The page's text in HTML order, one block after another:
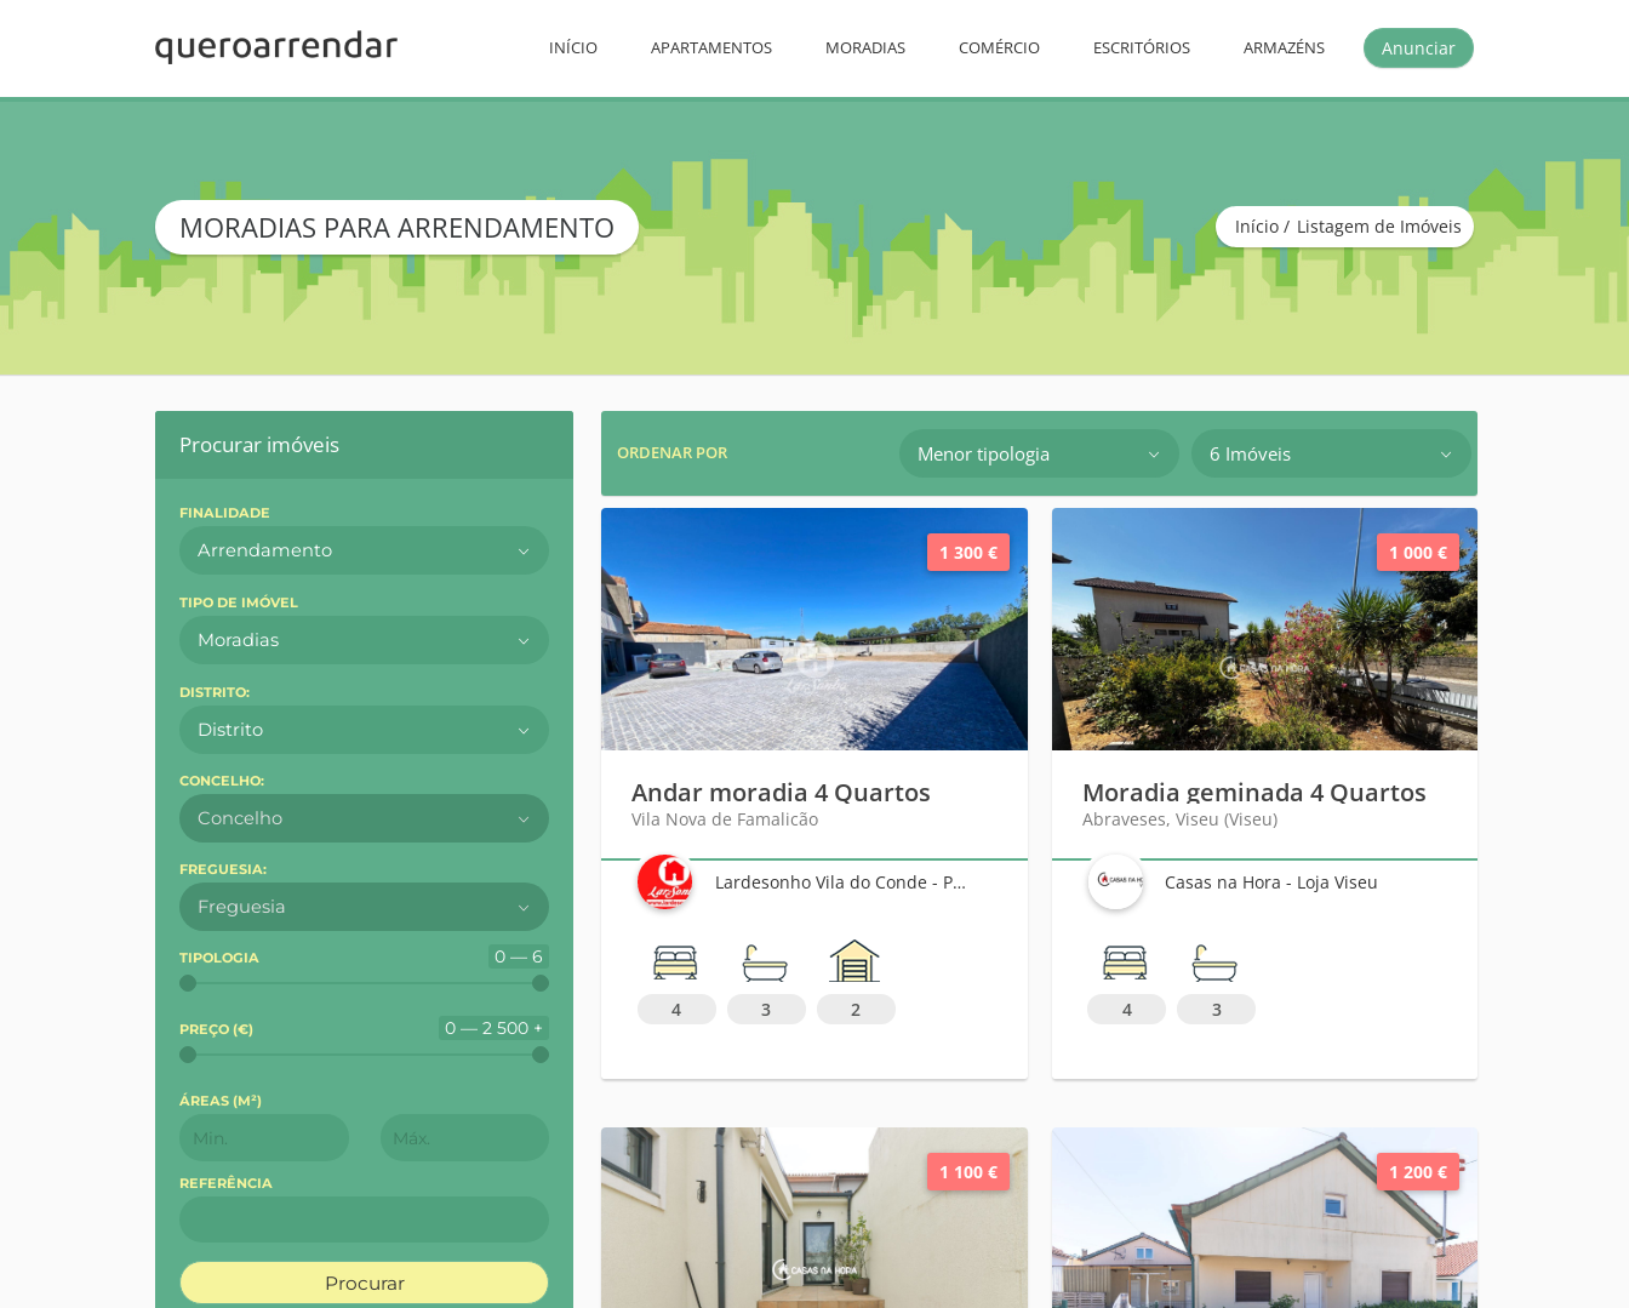
Anunciar
INÍCIO APARTAMENTOS MORADIAS COMÉRCIO ESCRITÓRIOS ARMAZÉNS
MORADIAS PARA ARRENDAMENTO Início Listagem de Imóveis
Procurar imóveis
FINALIDADE
Arrendamento
TIPO DE IMÓVEL
Moradias
DISTRITO:
Distrito
CONCELHO:
Concelho
FREGUESIA:
Freguesia
TIPOLOGIA 0 — 6
PREÇO (€) 0 — 2 500 +
ÁREAS (M²)
REFERÊNCIA
Procurar
ORDENAR POR Menor tipologia 6 Imóveis
1 300 €
Andar moradia 4 Quartos
Vila Nova de Famalicão
Lardesonho Vila do Conde - Póvoa de Varzim - Famalicão
4 3 2
1 000 €
Moradia geminada 4 Quartos
Abraveses, Viseu (Viseu)
Casas na Hora - Loja Viseu
4 3
1 100 € 1 200 €